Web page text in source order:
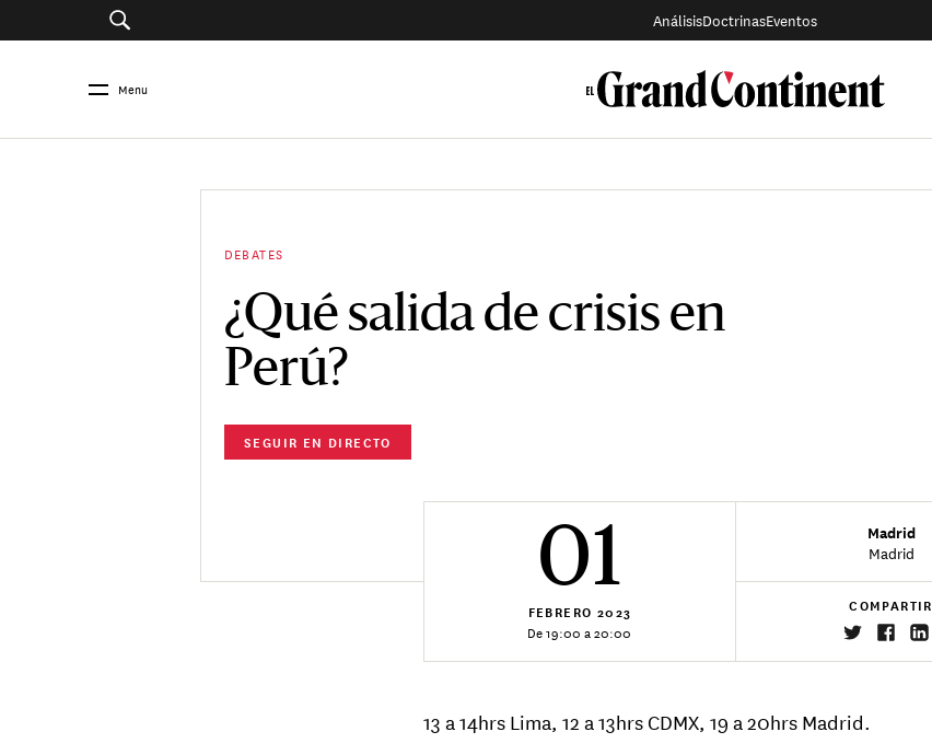
AnálisisDoctrinasEventos
Menu
DEBATES
¿Qué salida de crisis en
Perú?
SEGUIR EN DIRECTO
01
FEBRERO 2023
De 19:00 a 20:00
Madrid
Madrid
COMPARTIR
13 a 14hrs Lima, 12 a 13hrs CDMX, 19 a 20hrs Madrid.